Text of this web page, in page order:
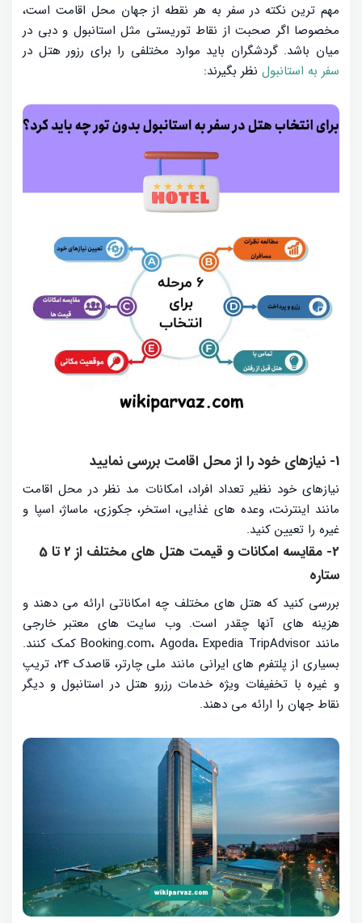
مهم ترین نکته در سفر به هر نقطه از جهان محل اقامت است،
مخصوصا اگر صحبت از نقاط توریستی مثل استانبول و دبی در
میان باشد. گردشگران باید موارد مختلفی را برای رزور هتل در
سفر به استانبول نظر بگیرند:
1- نیازهای خود را از محل اقامت بررسی نمایید
نیازهای خود نظیر تعداد افراد، امکانات مد نظر در محل اقامت
مانند اینترنت، وعده های غذایی، استخر، جکوزی، ماساژ، اسپا و
غیره را تعیین کنید.
2- مقایسه امکانات و قیمت هتل های مختلف از 2 تا 5
ستاره
بررسی کنید که هتل ‌های مختلف چه امکاناتی ارائه می ‌دهند و
هزینه‌ های آنها چقدر است. وب‌ سایت ‌های معتبر خارجی
مانند Booking.com، Agoda، Expedia TripAdvisor کمک کنند.
بسیاری از پلتفرم های ایرانی مانند ملی چارتر، قاصدک 24، تریپ
و غیره با تخفیفات ویژه خدمات رزرو هتل در استانبول و دیگر
نقاط جهان را ارائه می دهند.